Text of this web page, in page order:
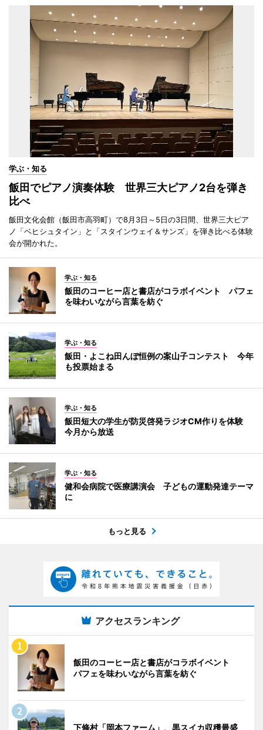
学ぶ・知る
飯田でピアノ演奏体験 世界三大ピアノ2台を弾き
比べ
飯田文化会館（飯田市高羽町）で8月3日～5日の3日間、世界三大ピア
ノ「ベヒシュタイン」と「スタインウェイ＆サンズ」を弾き比べる体験
会が開かれた。
学ぶ・知る
飯田のコーヒー店と書店がコラボイベント パフェ
を味わいながら言葉を紡ぐ
学ぶ・知る
飯田・よこね田んぼ恒例の案山子コンテスト 今年
も投票始まる
学ぶ・知る
飯田短大の学生が防災啓発ラジオCM作りを体験
今月から放送
学ぶ・知る
健和会病院で医療講演会 子どもの運動発達テーマ
に
もっと見る
アクセスランキング
飯田のコーヒー店と書店がコラボイベント
パフェを味わいながら言葉を紡ぐ
下條村「岡本ファーム」、黒スイカ収穫最盛